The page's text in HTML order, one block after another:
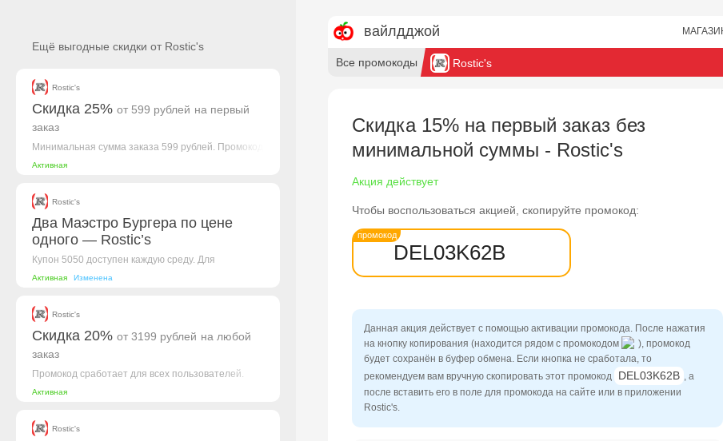
Все промокоды Rostic's
Скидка 15% на первый заказ без
минимальной суммы - Rostic's
Акция действует
Чтобы воспользоваться акцией, скопируйте промокод:
DEL03K62B
Данная акция действует с помощью активации промокода. После нажатия
на кнопку копирования (находится рядом с промокодом
), промокод
будет сохранён в буфер обмена. Если кнопка не сработала, то
рекомендуем вам вручную скопировать этот промокод
DEL03K62B , а
после вставить его в поле для промокода на сайте или в приложении
Rostic's.
Ещё выгодные скидки от Rostic's
Rostic's
Скидка 25% от 599 рублей на первый
заказ
Минимальная сумма заказа 599 рублей. Промокод
сработает как у новых клиентов, так и...
Активная
Rostic's
Два Маэстро Бургера по цене
одного — Rostic’s
Купон 5050 доступен каждую среду. Для
получения Двух Маэстро Бургера по цене одного...
Активная Изменена
Rostic's
Скидка 20% от 3199 рублей на любой
заказ
Промокод сработает для всех пользователей.
Акция не суммируется с купонами из приложения,
Активная
Rostic's